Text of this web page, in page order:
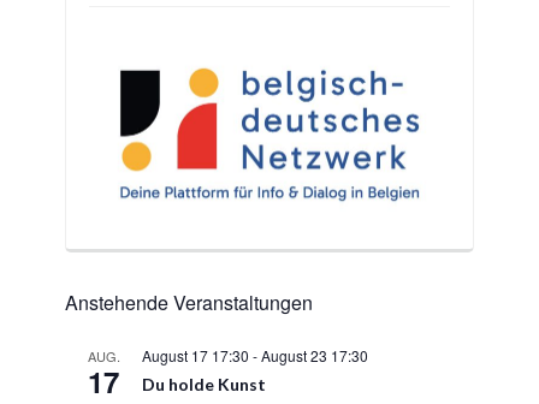
Anstehende Veranstaltungen
AUG.
17
August 17 17:30 -August 23 17:30
Du holde Kunst